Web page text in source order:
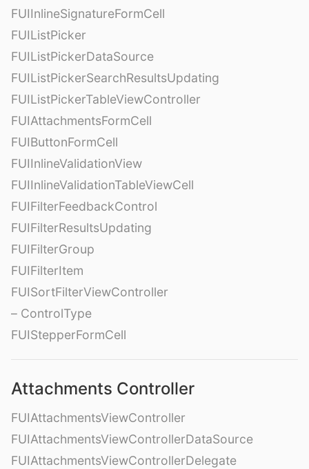
FUIInlineSignatureFormCell
FUIListPicker
FUIListPickerDataSource
FUIListPickerSearchResultsUpdating
FUIListPickerTableViewController
FUIAttachmentsFormCell
FUIButtonFormCell
FUIInlineValidationView
FUIInlineValidationTableViewCell
FUIFilterFeedbackControl
FUIFilterResultsUpdating
FUIFilterGroup
FUIFilterItem
FUISortFilterViewController
– ControlType
FUIStepperFormCell
Attachments Controller
FUIAttachmentsViewController
FUIAttachmentsViewControllerDataSource
FUIAttachmentsViewControllerDelegate